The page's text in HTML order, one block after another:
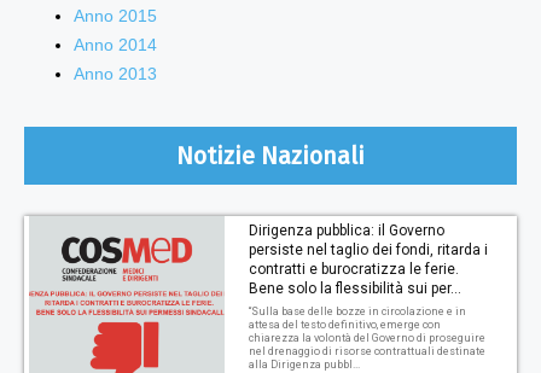
Anno 2015
Anno 2014
Anno 2013
Notizie Nazionali
Dirigenza pubblica: il Governo
persiste nel taglio dei fondi, ritarda i
contratti e burocratizza le ferie.
Bene solo la flessibilità sui per...
“Sulla base delle bozze in circolazione e in
attesa del testo definitivo, emerge con
chiarezza la volontà del Governo di proseguire
nel drenaggio di risorse contrattuali destinate
alla Dirigenza pubbl...